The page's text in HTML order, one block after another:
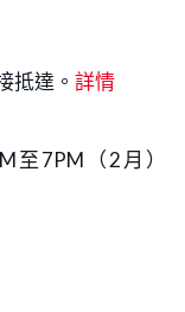
抵達。 詳情
至7PM（2月）